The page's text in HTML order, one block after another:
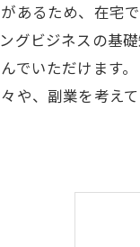
あるため、在宅
グビジネスの基礎
でいただけます。
や、副業を考え